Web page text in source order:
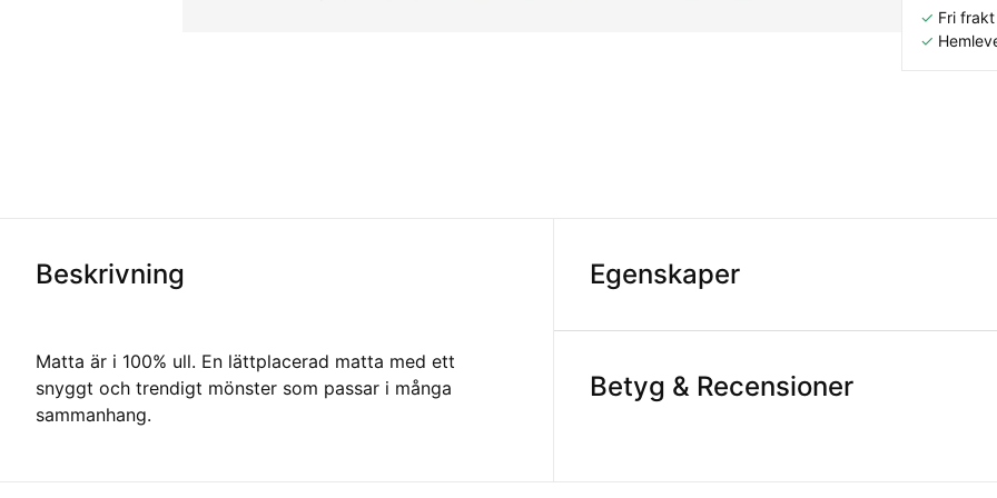
✓ Fri
✓
Beskrivning
Matta är i 100% ull. En lättplacerad matta med ett
snyggt och trendigt mönster som passar i många
sammanhang.
Egenskaper
Betyg & Recensioner